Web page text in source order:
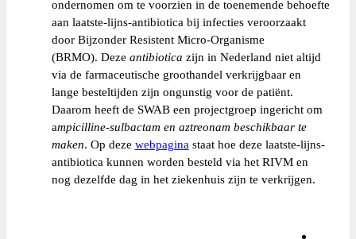
ondernomen om te voorzien in de toenemende behoefte
aan laatste-lijns-antibiotica bij infecties veroorzaakt
door Bijzonder Resistent Micro-Organisme
(BRMO). Deze antibiotica zijn in Nederland niet altijd
via de farmaceutische groothandel verkrijgbaar en
lange besteltijden zijn ongunstig voor de patiënt.
Daarom heeft de SWAB een projectgroep ingericht om
ampicilline-sulbactam en aztreonam beschikbaar te
maken. Op deze webpagina staat hoe deze laatste-lijns-
antibiotica kunnen worden besteld via het RIVM en
nog dezelfde dag in het ziekenhuis zijn te verkrijgen.